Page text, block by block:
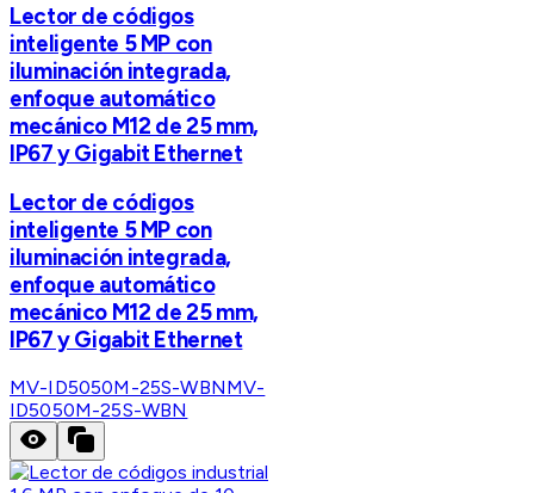
Lector de códigos
inteligente 5 MP con
iluminación integrada,
enfoque automático
mecánico M12 de 25 mm,
IP67 y Gigabit Ethernet
Lector de códigos
inteligente 5 MP con
iluminación integrada,
enfoque automático
mecánico M12 de 25 mm,
IP67 y Gigabit Ethernet
MV-ID5050M-25S-WBNMV-
ID5050M-25S-WBN